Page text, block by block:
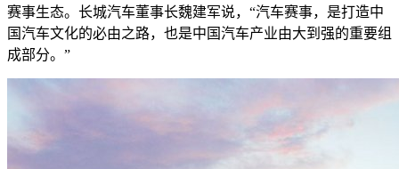
赛事生态。长城汽车董事长魏建军说，“汽车赛事，是打造中
国汽车文化的必由之路，也是中国汽车产业由大到强的重要组
成部分。”